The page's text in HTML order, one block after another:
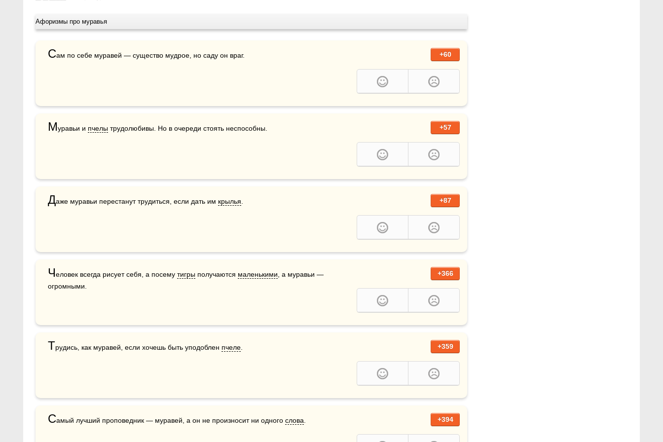
Афоризмы про муравья
+60
Сам по себе муравей — существо мудрое, но саду он враг.
+57
Муравьи и пчелы трудолюбивы. Но в очереди стоять неспособны.
+87
Даже муравьи перестанут трудиться, если дать им крылья
+366
Человек всегда рисует себя, а посему тигры получаются маленькими , а муравьи —
огромными.
+359
Трудись, как муравей, если хочешь быть уподоблен пчеле
+394
Самый лучший проповедник — муравей, а он не произносит ни одного слова